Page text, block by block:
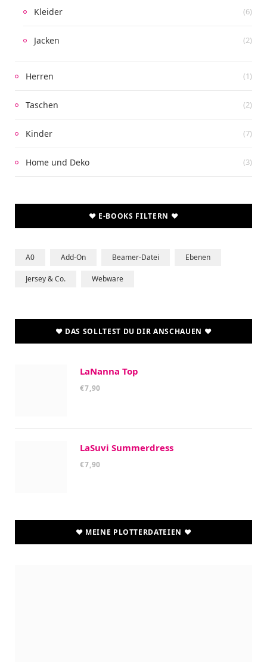
Kleider (6)
Jacken (2)
Herren (1)
Taschen (2)
Kinder (7)
Home und Deko (3)
♥ E-BOOKS FILTERN ♥
A0 Add-On Beamer-Datei Ebenen
Jersey & Co. Webware
♥ DAS SOLLTEST DU DIR ANSCHAUEN ♥
LaNanna Top
€7,90
LaSuvi Summerdress
€7,90
♥ MEINE PLOTTERDATEIEN ♥